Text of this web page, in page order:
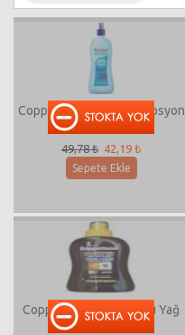
Coppertone After Sun Losyon
49,78 ₺ 42,19 ₺
Sepete Ekle
Coppertone Bronz Kuru Yağ
Spf 2